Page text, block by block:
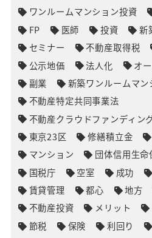
ワンルームマンション投資
FP
医師 投資
新
セミナー
不動産取得税
公示地価
法人化
オ
副業
新築ワンルームマ
不動産特定共同事業法
不動産クラウドファンディン
東京23区
修繕積立金
マンション
団体信用生命
国税庁
空室 成功
賃貸管理
都心 地方
不動産投資
メリット
節税
保険 利回り